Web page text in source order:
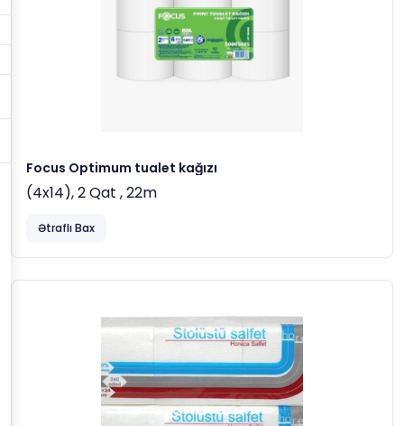
Focus Optimum tualet kağızı
(4x14), 2 Qat , 22m
Ətraflı Bax